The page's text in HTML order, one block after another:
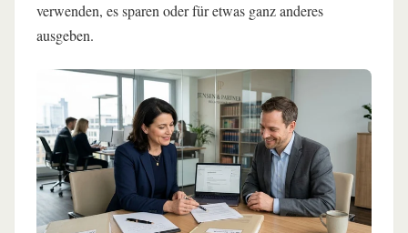
verwenden, es sparen oder für etwas ganz anderes
ausgeben.